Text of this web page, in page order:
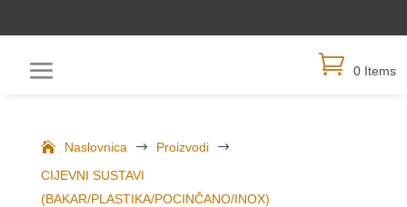
0 Items
Naslovnica $ Proizvodi
$
CIJEVNI SUSTAVI
(BAKAR/PLASTIKA/POCINČANO/INOX)